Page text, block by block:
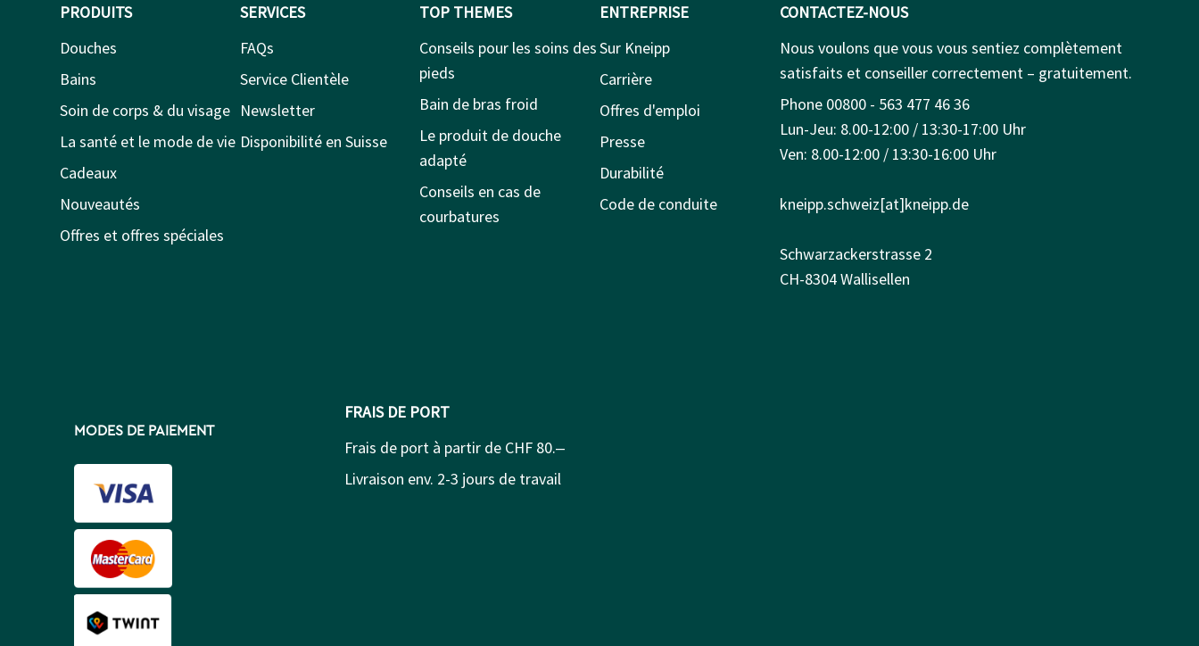
PRODUITS
Douches
Bains
Soin de corps & du visage
La santé et le mode de vie
Cadeaux
Nouveautés
Offres et offres spéciales
SERVICES
FAQs
Service Clientèle
Newsletter
Disponibilité en Suisse
TOP THEMES
Conseils pour les soins des
pieds
Bain de bras froid
Le produit de douche
adapté
Conseils en cas de
courbatures
ENTREPRISE
Sur Kneipp
Carrière
Offres d'emploi
Presse
Durabilité
Code de conduite
CONTACTEZ-NOUS
Nous voulons que vous vous sentiez complètement
satisfaits et conseiller correctement – gratuitement.
Phone 00800 - 563 477 46 36
Lun-Jeu: 8.00-12:00 / 13:30-17:00 Uhr
Ven: 8.00-12:00 / 13:30-16:00 Uhr
kneipp.schweiz[at]kneipp.de
Schwarzackerstrasse 2
CH-8304 Wallisellen
MODES DE PAIEMENT
FRAIS DE PORT
Frais de port à partir de CHF 80.‒
Livraison env. 2-3 jours de travail